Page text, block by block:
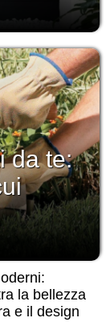
da te:
la bellezza
e il design